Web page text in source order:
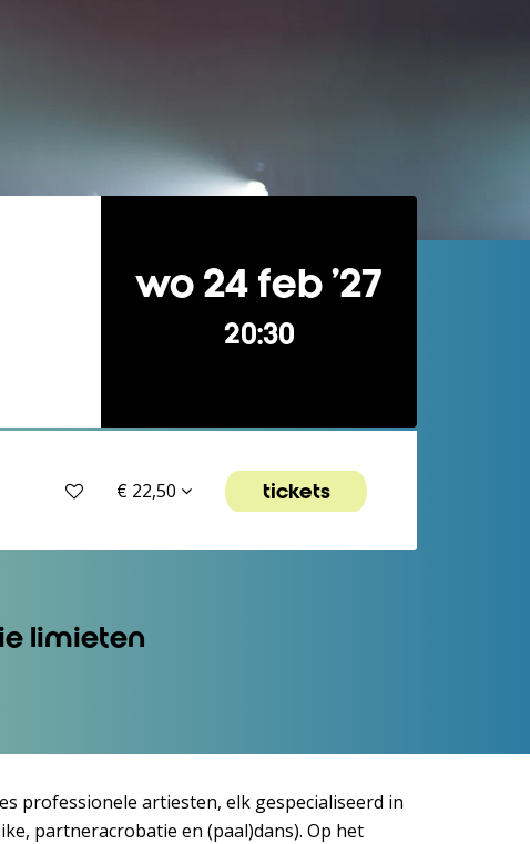
wo 24 feb ’27
20:30
€ 22,50 tickets
limieten
professionele artiesten, elk gespecialiseerd in
partneracrobatie en (paal)dans). Op het